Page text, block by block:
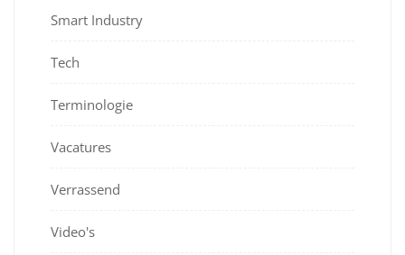
Smart Industry
Tech
Terminologie
Vacatures
Verrassend
Video's